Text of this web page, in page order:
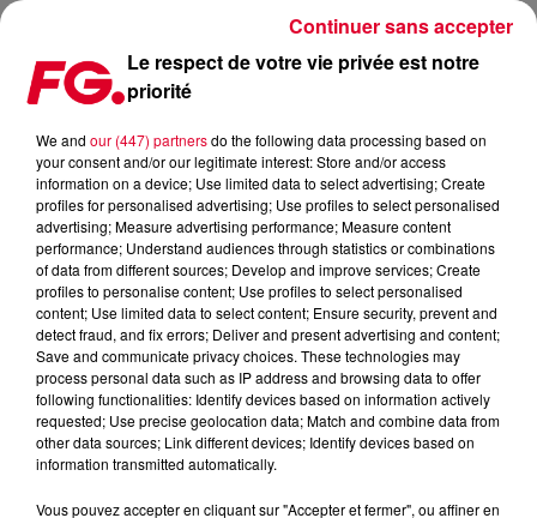
JAX JONES ET JESS GLYNNE : LE CLIP DE ONE TOUCH
Publié : 24 juin 2019 à 6h07 par Antony Harari
Le respect de votre vie privée est notre
priorité
We and our (447) partnersdo the following data processing based on
your consent and/or our legitimate interest: Store and/or access
information on a device; Use limited data to select advertising; Create
profiles for personalised advertising; Use profiles to select personalised
advertising; Measure advertising performance; Measure content
performance; Understand audiences through statistics or combinations
of data from different sources; Develop and improve services; Create
profiles to personalise content; Use profiles to select personalised
content; Use limited data to select content; Ensure security, prevent and
detect fraud, and fix errors; Deliver and present advertising and content;
Save and communicate privacy choices. These technologies may
process personal data such as IP address and browsing data to offer
following functionalities: Identify devices based on information actively
requested; Use precise geolocation data; Match and combine data from
other data sources; Link different devices; Identify devices based on
information transmitted automatically.
Vous pouvez accepter en cliquant sur "Accepter et fermer", ou affiner en
Continuer sans accepter